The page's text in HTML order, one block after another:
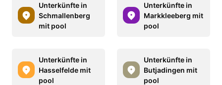
Unterkünfte in
Schmallenberg
mit pool
Unterkünfte in
Markkleeberg mit
pool
Unterkünfte in
Hasselfelde mit
pool
Unterkünfte in
Butjadingen mit
pool